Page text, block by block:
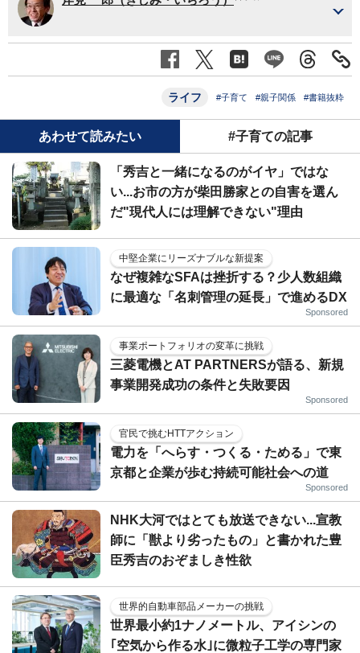
ライフ #子育て #親子関係 #書籍抜粋
あわせて読みたい #子育ての記事
「秀吉と一緒になるのがイヤ」ではな
い...お市の方が柴田勝家との自害を選ん
だ"現代人には理解できない"理由
中堅企業にリーズナブルな新提案
なぜ複雑なSFAは挫折する？少人数組織
に最適な「名刺管理の延長」で進めるDX
Sponsored
事業ポートフォリオの変革に挑戦
三菱電機とAT PARTNERSが語る、新規
事業開発成功の条件と失敗要因
Sponsored
官民で挑むHTTアクション
電力を「へらす・つくる・ためる」で東
京都と企業が歩む持続可能社会への道
Sponsored
NHK大河ではとても放送できない...宣教
師に「獣より劣ったもの」と書かれた豊
臣秀吉のおぞましき性欲
世界的自動車部品メーカーの挑戦
世界最小約1ナノメートル、アイシンの
｢空気から作る水｣に微粒子工学の専門家